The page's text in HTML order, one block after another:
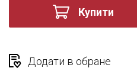
Купити
Додати в обране